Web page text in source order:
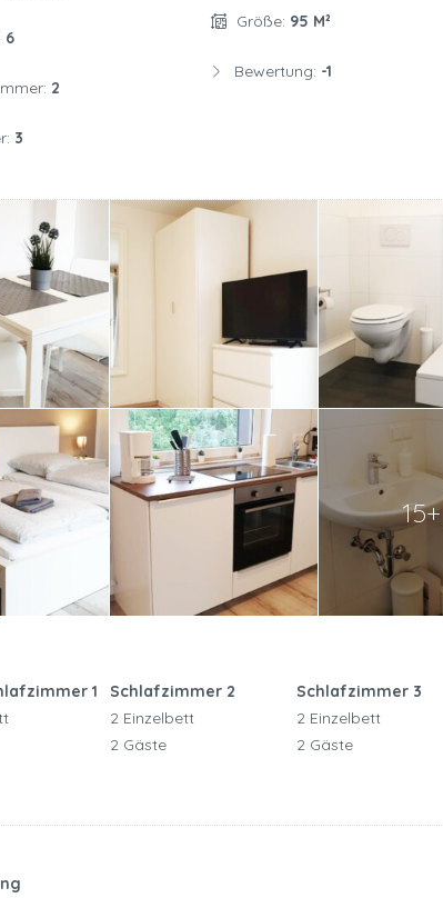
6
2
3
Größe: 95 M²
Bewertung: -1
15+
1
Schlafzimmer 2
2 Einzelbett
2 Gäste
Schlafzimmer 3
2 Einzelbett
2 Gäste